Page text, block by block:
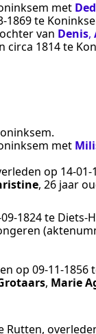
met
te
van Denis,
circa 1814te
.
met
op
, 26 jaar
te Diets-
op 09‑11‑1856
, Marie
Rutten,